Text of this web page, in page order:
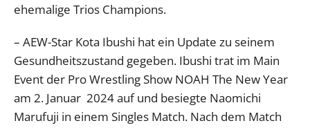
ehemalige Trios Champions.
– AEW-Star Kota Ibushi hat ein Update zu seinem
Gesundheitszustand gegeben. Ibushi trat im Main
Event der Pro Wrestling Show NOAH The New Year
am 2. Januar 2024 auf und besiegte Naomichi
Marufuji in einem Singles Match. Nach dem Match